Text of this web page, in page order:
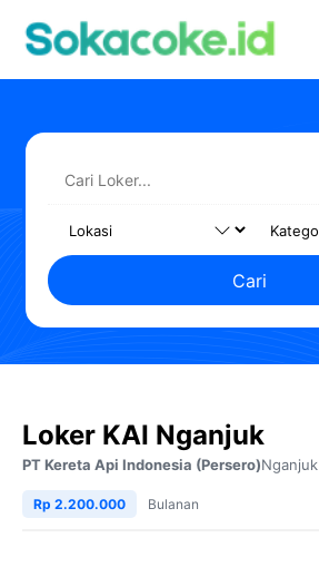
Cari
Loker KAI Nganjuk
PT Kereta Api Indonesia (Persero)Nganjuk
Rp 2.200.000 Bulanan